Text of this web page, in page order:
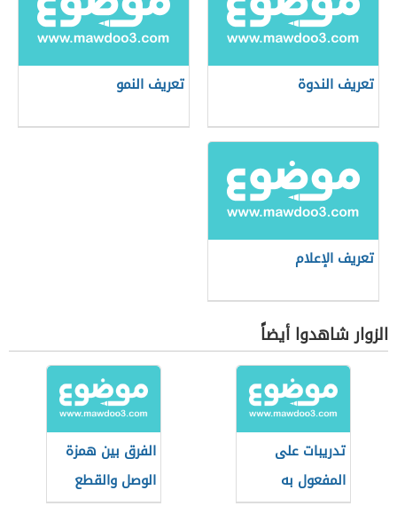
تعريف الندوة تعريف النمو
تعريف الإعلام
الزوار شاهدوا أيضاً
تدريبات على
المفعول به
الفرق بين همزة
الوصل والقطع